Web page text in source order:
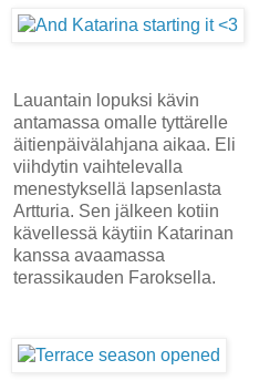
Lauantain lopuksi kävin
antamassa omalle tyttärelle
äitienpäivälahjana aikaa. Eli
viihdytin vaihtelevalla
menestyksellä lapsenlasta
Artturia. Sen jälkeen kotiin
kävellessä käytiin Katarinan
kanssa avaamassa
terassikauden Faroksella.